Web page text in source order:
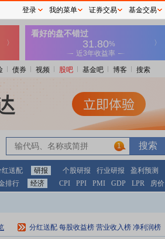
债券 视频 股吧 基金吧 博客 搜索
1
红送配 研报 个股研报 行业研报
盈利预测
排行 经济 CPI PPI PMI GDP LPR 房价
分红送配 每股收益榜 营业收入榜 净利润榜
登录 我的菜单 证券交易 基金交易